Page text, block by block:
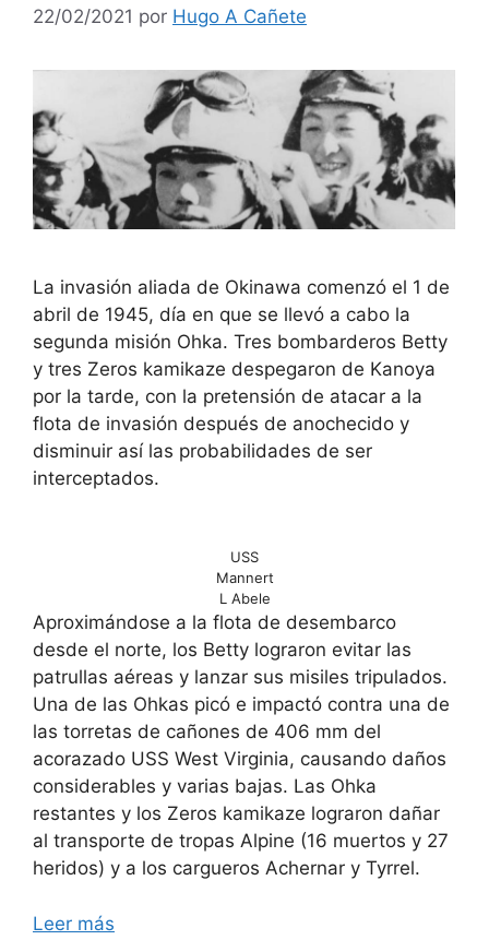
22/02/2021 por Hugo A Cañete
La invasión aliada de Okinawa comenzó el 1 de
abril de 1945, día en que se llevó a cabo la
segunda misión Ohka. Tres bombarderos Betty
y tres Zeros kamikaze despegaron de Kanoya
por la tarde, con la pretensión de atacar a la
flota de invasión después de anochecido y
disminuir así las probabilidades de ser
interceptados.
USS
Mannert
L Abele
Aproximándose a la flota de desembarco
desde el norte, los Betty lograron evitar las
patrullas aéreas y lanzar sus misiles tripulados.
Una de las Ohkas picó e impactó contra una de
las torretas de cañones de 406 mm del
acorazado USS West Virginia, causando daños
considerables y varias bajas. Las Ohka
restantes y los Zeros kamikaze lograron dañar
al transporte de tropas Alpine (16 muertos y 27
heridos) y a los cargueros Achernar y Tyrrel.
Leer más